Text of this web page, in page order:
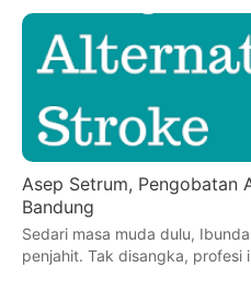
Asep Setrum, Pengobatan
Bandung
Sedari masa muda dulu,
penjahit. Tak disangka, profesi